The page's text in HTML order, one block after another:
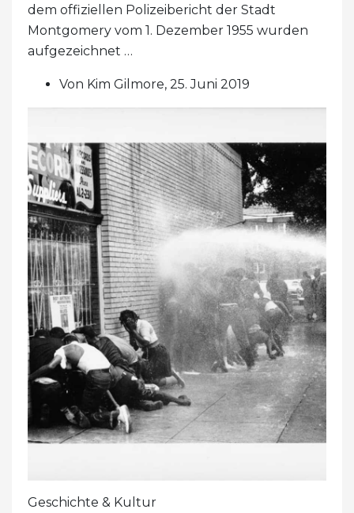
dem offiziellen Polizeibericht der Stadt
Montgomery vom 1. Dezember 1955 wurden
aufgezeichnet …
Von Kim Gilmore, 25. Juni 2019
Geschichte & Kultur